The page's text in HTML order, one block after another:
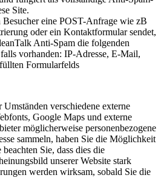
Site.
eine POST-Anfrage wie zB
oder ein Kontaktformular sendet,
Anti-Spam die folgenden
vorhanden: IP-Adresse, E-Mail,
Formularfelds
verschiedene externe
Google Maps und externe
möglicherweise personenbezogene
sammeln, haben Sie die Möglichkeit
Sie, dass dies die
unserer Website stark
werden wirksam, sobald Sie die